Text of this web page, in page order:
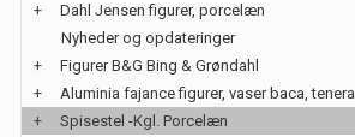
+
Dahl Jensen figurer, porcelæn
Nyheder og opdateringer
+
Figurer B&G Bing & Grøndahl
+
Aluminia fajance figurer, vaser baca, tenera
+
Spisestel -Kgl. Porcelæn